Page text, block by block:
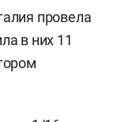
провела
в них 11